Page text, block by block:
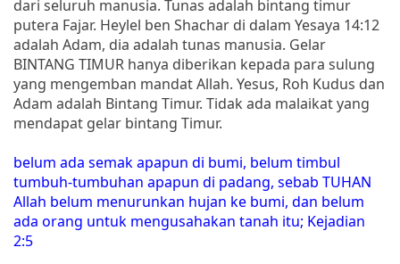
dari seluruh manusia. Tunas adalah bintang timur
putera Fajar. Heylel ben Shachar di dalam Yesaya 14:12
adalah Adam, dia adalah tunas manusia. Gelar
BINTANG TIMUR hanya diberikan kepada para sulung
yang mengemban mandat Allah. Yesus, Roh Kudus dan
Adam adalah Bintang Timur. Tidak ada malaikat yang
mendapat gelar bintang Timur.
belum ada semak apapun di bumi, belum timbul
tumbuh-tumbuhan apapun di padang, sebab TUHAN
Allah belum menurunkan hujan ke bumi, dan belum
ada orang untuk mengusahakan tanah itu; Kejadian
2:5